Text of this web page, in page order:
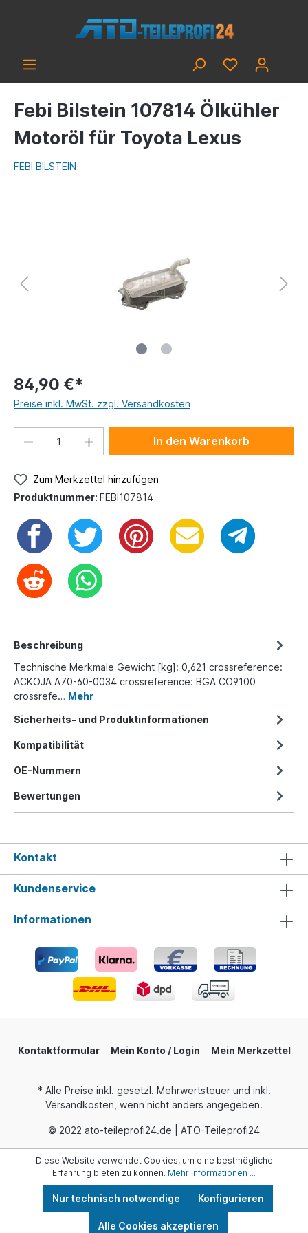
Febi Bilstein 107814 Ölkühler
Motoröl für Toyota Lexus
FEBI BILSTEIN
84,90 €*
Preise inkl. MwSt. zzgl. Versandkosten
In den Warenkorb
Zum Merkzettel hinzufügen
Produktnummer: FEBI107814
Beschreibung
Technische Merkmale Gewicht [kg]: 0,621 crossreference:
ACKOJA A70-60-0034 crossreference: BGA CO9100
crossrefe… Mehr
Sicherheits- und Produktinformationen
Kompatibilität
OE-Nummern
Bewertungen
Kontakt
Kundenservice
Informationen
Kontaktformular Mein Konto / Login Mein Merkzettel
* Alle Preise inkl. gesetzl. Mehrwertsteuer und inkl.
Versandkosten, wenn nicht anders angegeben.
© 2022 ato-teileprofi24.de | ATO-Teileprofi24
Diese Website verwendet Cookies, um eine bestmögliche
Erfahrung bieten zu können. Mehr Informationen ...
Nur technisch notwendige Konfigurieren
Alle Cookies akzeptieren